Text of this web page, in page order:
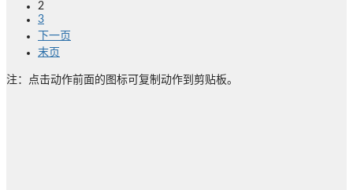
2
3
下一页
末页
注：点击动作前面的图标可复制动作到剪贴板。